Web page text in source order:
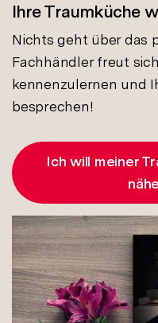
Ihre Traumküche
Nichts geht über das
Fachhändler freut
kennenzulernen und
besprechen!
Ich will meiner